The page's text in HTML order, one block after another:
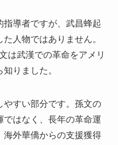
導者ですが、武昌蜂起
人物ではありません。
は武漢での革命をアメリ
りました。
やすい部分です。孫文の
はなく、長年の革命運
海外華僑からの支援獲得